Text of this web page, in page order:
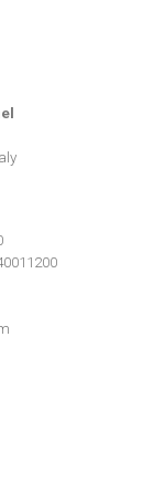
ed
e per
dati web,
combinarle